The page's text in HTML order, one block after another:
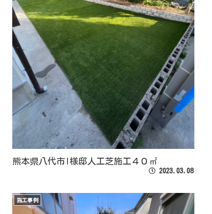
熊本県八代市I様邸人工芝施工４０㎡
2023.03.08
施工事例